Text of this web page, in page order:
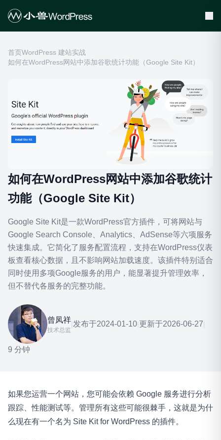
首页WordPress 建站实战
如何在WordPress网站中添加谷歌统计功能（Google Site Kit）
如何在WordPress网站中添加谷歌统计
功能（Google Site Kit）
Google Site Kit是一款WordPress官方插件，可将网站与
Google Search Console、Analytics、AdSense等六项服务
快速集成。它简化了服务配置流程，支持在WordPress仪表
板查看核心数据，且不影响网站加载速度。该插件特别适合
同时使用多项Google服务的用户，能显著提升管理效率，
但不替代各服务的完整功能。
曾凤祥
技术总监
|发布于2024-01-10|更新于2026-06-27|
9 分钟
如果您运营一个网站，您可能会依赖 Google 服务进行分析
跟踪、性能测试等。管理所有这些可能很棘手，这就是为什
么现在有一个名为 Site Kit for WordPress 的插件。